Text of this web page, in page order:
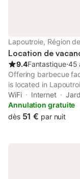
Lapoutroie, Région
Location de
9.4Fantastique⋅45
Offering barbecue
is located in
Church and 20 km
mountain and garden
Heads.
WiFi Internet
Annulation gratuite
dès 51 € par nuit